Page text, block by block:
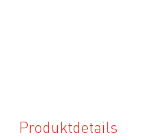
Produktdetails